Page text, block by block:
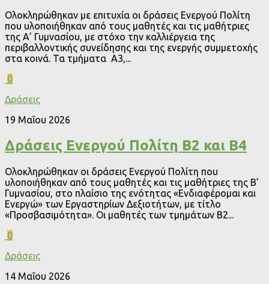
Ολοκληρώθηκαν με επιτυχία οι δράσεις Ενεργού Πολίτη
που υλοποιήθηκαν από τους μαθητές και τις μαθήτριες
της Α’ Γυμνασίου, με στόχο την καλλιέργεια της
περιβαλλοντικής συνείδησης και της ενεργής συμμετοχής
στα κοινά. Τα τμήματα Α3,...
0
Δράσεις
19 Μαΐου 2026
Δράσεις Ενεργού Πολίτη Β2 και Β4
Ολοκληρώθηκαν οι δράσεις Ενεργού Πολίτη που
υλοποιήθηκαν από τους μαθητές και τις μαθήτριες της Β’
Γυμνασίου, στο πλαίσιο της ενότητας «Ενδιαφέρομαι και
Ενεργώ» των Εργαστηρίων Δεξιοτήτων, με τίτλο
«Προσβασιμότητα». Οι μαθητές των τμημάτων Β2...
0
Δράσεις
14 Μαΐου 2026